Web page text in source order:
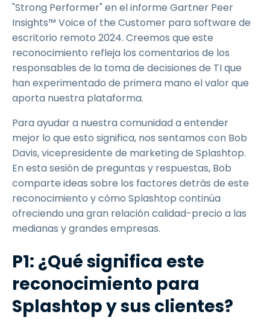
"Strong Performer" en el informe Gartner Peer
Insights™ Voice of the Customer para software de
escritorio remoto 2024. Creemos que este
reconocimiento refleja los comentarios de los
responsables de la toma de decisiones de TI que
han experimentado de primera mano el valor que
aporta nuestra plataforma.
Para ayudar a nuestra comunidad a entender
mejor lo que esto significa, nos sentamos con Bob
Davis, vicepresidente de marketing de Splashtop.
En esta sesión de preguntas y respuestas, Bob
comparte ideas sobre los factores detrás de este
reconocimiento y cómo Splashtop continúa
ofreciendo una gran relación calidad-precio a las
medianas y grandes empresas.
P1: ¿Qué significa este
reconocimiento para
Splashtop y sus clientes?